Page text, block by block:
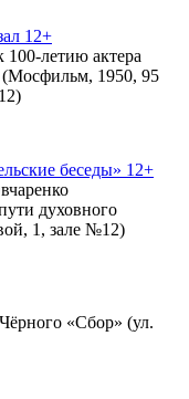
12+
летию актера
(Мосфильм, 1950, 95
беседы» 12+
духовного
1, зале №12)
«Сбор» (ул.